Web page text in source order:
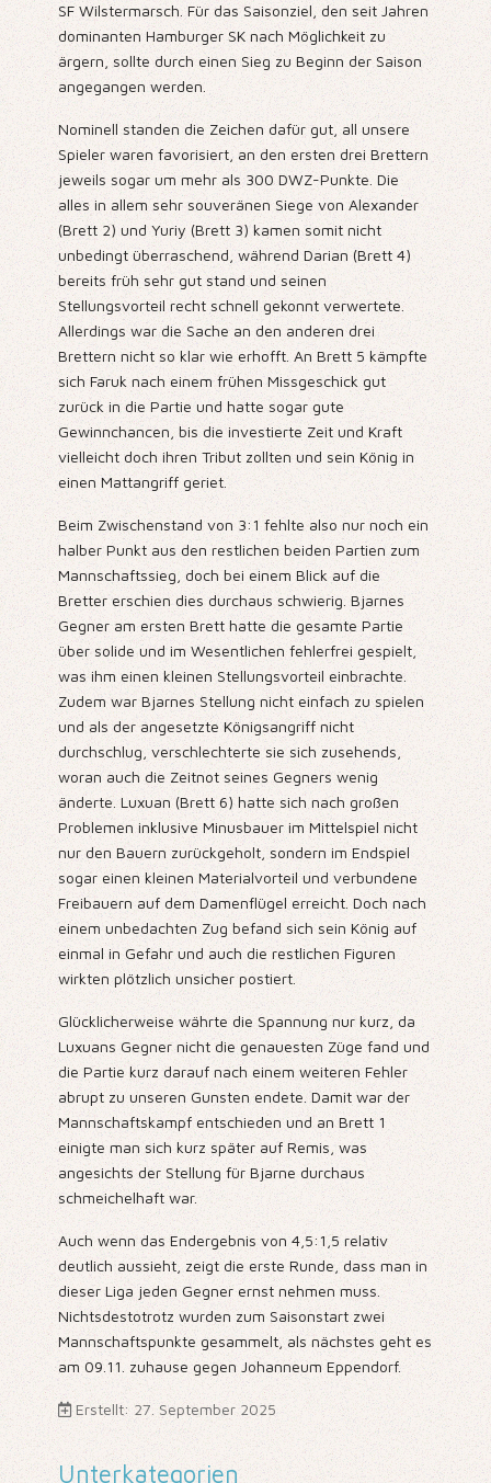
SF Wilstermarsch. Für das Saisonziel, den seit Jahren
dominanten Hamburger SK nach Möglichkeit zu
ärgern, sollte durch einen Sieg zu Beginn der Saison
angegangen werden.
Nominell standen die Zeichen dafür gut, all unsere
Spieler waren favorisiert, an den ersten drei Brettern
jeweils sogar um mehr als 300 DWZ-Punkte. Die
alles in allem sehr souveränen Siege von Alexander
(Brett 2) und Yuriy (Brett 3) kamen somit nicht
unbedingt überraschend, während Darian (Brett 4)
bereits früh sehr gut stand und seinen
Stellungsvorteil recht schnell gekonnt verwertete.
Allerdings war die Sache an den anderen drei
Brettern nicht so klar wie erhofft. An Brett 5 kämpfte
sich Faruk nach einem frühen Missgeschick gut
zurück in die Partie und hatte sogar gute
Gewinnchancen, bis die investierte Zeit und Kraft
vielleicht doch ihren Tribut zollten und sein König in
einen Mattangriff geriet.
Beim Zwischenstand von 3:1 fehlte also nur noch ein
halber Punkt aus den restlichen beiden Partien zum
Mannschaftssieg, doch bei einem Blick auf die
Bretter erschien dies durchaus schwierig. Bjarnes
Gegner am ersten Brett hatte die gesamte Partie
über solide und im Wesentlichen fehlerfrei gespielt,
was ihm einen kleinen Stellungsvorteil einbrachte.
Zudem war Bjarnes Stellung nicht einfach zu spielen
und als der angesetzte Königsangriff nicht
durchschlug, verschlechterte sie sich zusehends,
woran auch die Zeitnot seines Gegners wenig
änderte. Luxuan (Brett 6) hatte sich nach großen
Problemen inklusive Minusbauer im Mittelspiel nicht
nur den Bauern zurückgeholt, sondern im Endspiel
sogar einen kleinen Materialvorteil und verbundene
Freibauern auf dem Damenflügel erreicht. Doch nach
einem unbedachten Zug befand sich sein König auf
einmal in Gefahr und auch die restlichen Figuren
wirkten plötzlich unsicher postiert.
Glücklicherweise währte die Spannung nur kurz, da
Luxuans Gegner nicht die genauesten Züge fand und
die Partie kurz darauf nach einem weiteren Fehler
abrupt zu unseren Gunsten endete. Damit war der
Mannschaftskampf entschieden und an Brett 1
einigte man sich kurz später auf Remis, was
angesichts der Stellung für Bjarne durchaus
schmeichelhaft war.
Auch wenn das Endergebnis von 4,5:1,5 relativ
deutlich aussieht, zeigt die erste Runde, dass man in
dieser Liga jeden Gegner ernst nehmen muss.
Nichtsdestotrotz wurden zum Saisonstart zwei
Mannschaftspunkte gesammelt, als nächstes geht es
am 09.11. zuhause gegen Johanneum Eppendorf.
Erstellt: 27. September 2025
Unterkategorien